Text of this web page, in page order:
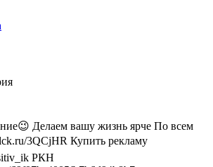
Делаем вашу жизнь ярче По всем
3QCjHR Купить рекламу
РКН